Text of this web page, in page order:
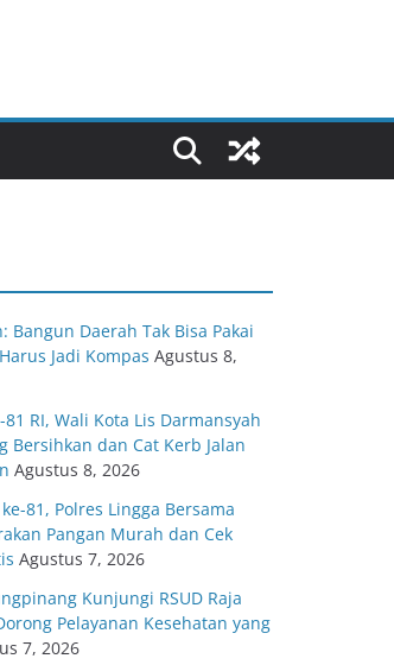
Bangun Daerah Tak Bisa Pakai
Jadi Kompas Agustus 8,
RI, Wali Kota Lis Darmansyah
Bersihkan dan Cat Kerb Jalan
Agustus 8, 2026
81, Polres Lingga Bersama
Pangan Murah dan Cek
Agustus 7, 2026
Kunjungi RSUD Raja
Pelayanan Kesehatan yang
7, 2026